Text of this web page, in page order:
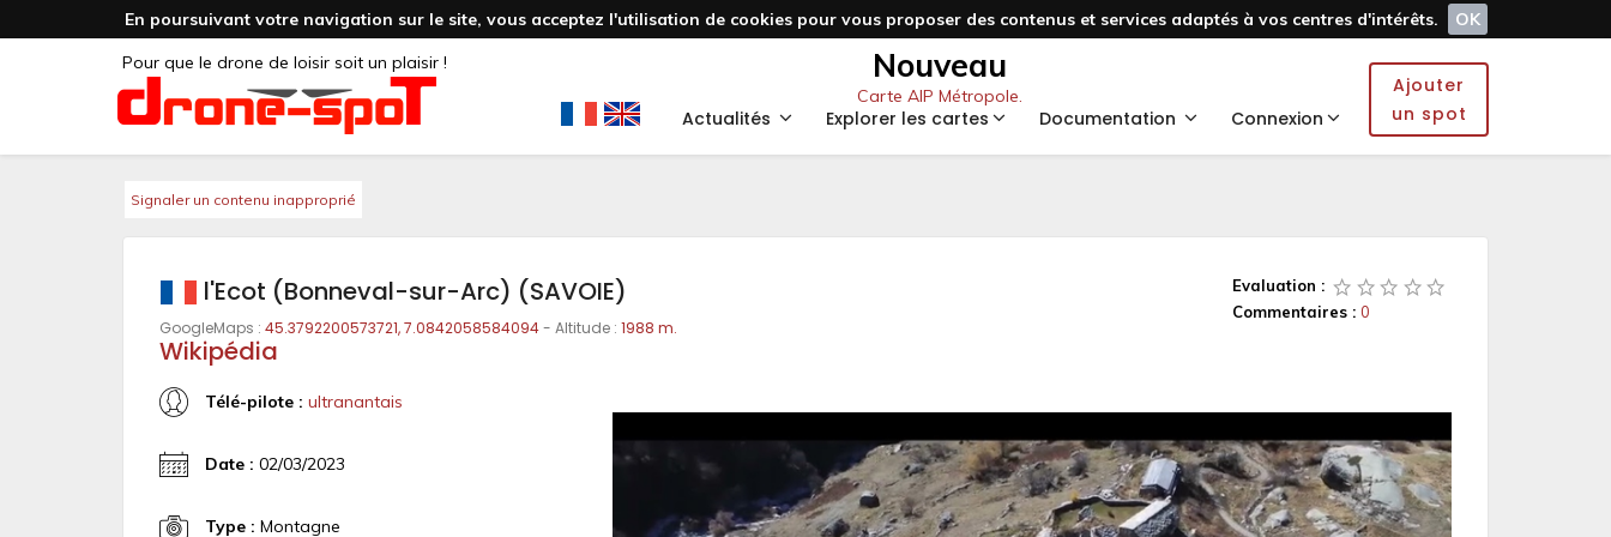
En poursuivant votre navigation sur le site, vous acceptez l'utilisation de cookies pour vous proposer des contenus et services adaptés à vos centres d'intérêts.
OK
Pour que le drone de loisir soit un plaisir !
Nouveau
Carte AIP Métropole.
Actualités Explorer les cartes Documentation Connexion
Ajouter
un spot
Signaler un contenu inapproprié
Evaluation :
Commentaires : 0
l'Ecot (Bonneval-sur-Arc) (SAVOIE)
GoogleMaps : 45.3792200573721, 7.0842058584094- Altitude : 1988 m.
Wikipédia
Télé-pilote : ultranantais
Date : 02/03/2023
Type : Montagne